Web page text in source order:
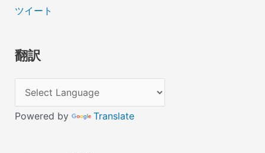
ツイート
翻訳
Powered by Translate